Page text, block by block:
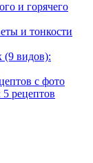
и горячего
и тонкости
(9 видов):
с фото
рецептов